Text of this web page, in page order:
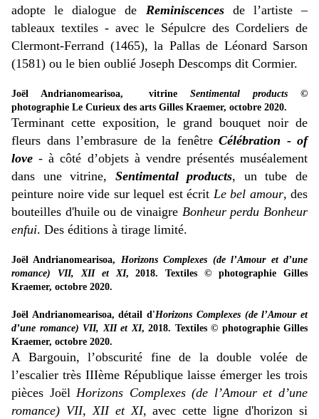
adopte le dialogue de Reminiscencesde l’artiste –
tableaux textiles - avec le Sépulcre des Cordeliers de
Clermont-Ferrand (1465), la Pallas de Léonard Sarson
(1581) ou le bien oublié Joseph Descomps dit Cormier.
Joël Andrianomearisoa, vitrine Sentimental products ©
photographie Le Curieux des arts Gilles Kraemer, octobre 2020.
Terminant cette exposition, le grand bouquet noir de
fleurs dans l’embrasure de la fenêtre Célébration - of
love - à côté d’objets à vendre présentés muséalement
dans une vitrine, Sentimental products, un tube de
peinture noire vide sur lequel est écrit Le bel amour, des
bouteilles d'huile ou de vinaigre Bonheur perdu Bonheur
enfui. Des éditions à tirage limité.
Joël Andrianomearisoa, Horizons Complexes (de l’Amour et d’une
romance) VII, XII et XI, 2018. Textiles© photographie Gilles
Kraemer, octobre 2020.
Joël Andrianomearisoa, détail d'Horizons Complexes (de l’Amour et
d’une romance) VII, XII et XI, 2018. Textiles © photographie Gilles
Kraemer, octobre 2020.
A Bargouin, l’obscurité fine de la double volée de
l’escalier très IIIème République laisse émerger les trois
pièces JoëlHorizons Complexes (de l’Amour et d’une
romance) VII, XII et XI, avec cette ligne d'horizon si